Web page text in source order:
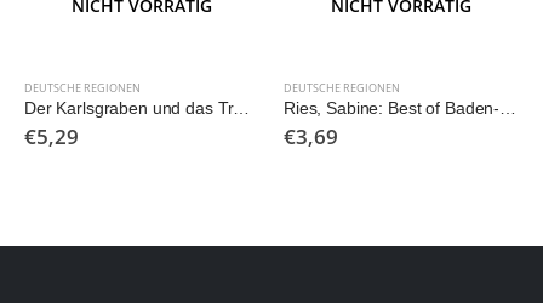
NICHT VORRÄTIG
DEUTSCHE REGIONEN
Der Karlsgraben und das Treuchtlinger Land
€5,29
NICHT VORRÄTIG
DEUTSCHE REGIONEN
Ries, Sabine: Best of Baden-Württemberg – Ziemlich beste Ziele
€3,69